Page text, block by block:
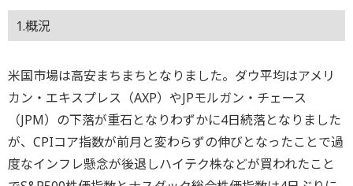
1.概況
米国市場は高安まちまちとなりました。ダウ平均はアメリ
カン・エキスプレス（AXP）やJPモルガン・チェース
（JPM）の下落が重石となりわずかに4日続落となりました
が、CPIコア指数が前月と変わらずの伸びとなったことで過
度なインフレ懸念が後退しハイテク株などが買われたこと